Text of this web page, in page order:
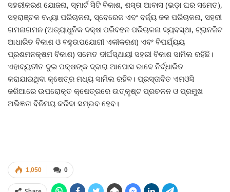
ସହରୀକରଣ ଯୋଜନା, ସ୍ମାର୍ଟ ସିଟି ବିକାଶ, ଶସ୍ତା ଆବାସ (ଭଡ଼ା ଘର ସମେତ),
ସହରାଞ୍ଚଳ ବନ୍ୟା ପରିଚାଳନା, ସ୍ବେରେଜ ଏବଂ ବର୍ଜ୍ୟ ଜଳ ପରିଚାଳନା, ସହରୀ
ଗମନାଗମନ (ଅତ୍ୟାଧୁନିକ ଦକ୍ଷ ପରିବହନ ପରିଚାଳନା ବ୍ୟବସ୍ଥା, ଟ୍ରାନଜିଟ
ଆଧାରିତ ବିକାଶ ଓ ବହୁଉପଯୋଗୀ ଏକୀକରଣ) ଏବଂ ବିପର୍ଯ୍ୟୟ
ପ୍ରଶମନକ୍ଷମ ବିକାଶ) ସମେତ ଦୀର୍ଘସ୍ଥାୟୀ ସହରୀ ବିକାଶ ସାମିଲ ରହିଛି।
ଏହାବ୍ୟତୀତ ଦୁଇ ପକ୍ଷଙ୍କ ଦ୍ବାରା ଆପୋସ ଭାବେ ନିର୍ଦ୍ଧାରିତ
କରାଯାଇଥିବା କ୍ଷେତ୍ର ମଧ୍ୟ ସାମିଲ ରହିବ। ପ୍ରସ୍ତାବିତ ଏମଓସି
ଜରିଆରେ ଉପରୋକ୍ତ କ୍ଷେତ୍ରରେ ଉତ୍କୃଷ୍ଟ ପ୍ରଚଳନ ଓ ପ୍ରମୁଖ
ଅଭିଜ୍ଞତା ବିନିମୟ କରିବା ସମ୍ଭବ ହେବ।
0
1,050